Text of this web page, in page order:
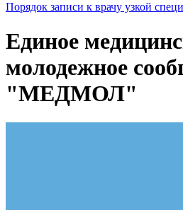
Порядок записи к врачу узкой
Единое
молодежное
"МЕДМОЛ"